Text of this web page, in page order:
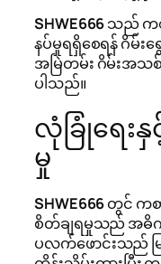
SHWE666သည် က
နပ်မှုရရှိစေရန် ဂိမ်းရွ
အမြဲတမ်း ဂိမ်းအသ
ပါသည်။
လုံခြုံရေး
မှု
SHWE666တွင် ကစ
စိတ်ချရမှုသည် အဓိက
ပလက်ဖောင်းသည် မြ